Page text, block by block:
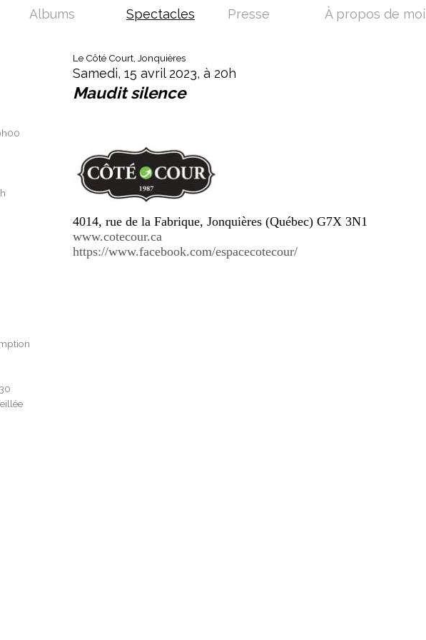
Le Côté Court, Jonquières
Samedi, 15 avril 2023, à 20h
Maudit silence
4014, rue de la Fabrique, Jonquières (Québec) G7X 3N1
www.cotecour.ca
https://www.facebook.com/espacecotecour/
Albums Spectacles Presse À propos de moi